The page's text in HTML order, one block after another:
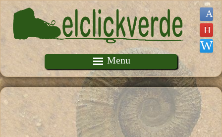
Pasar al contenido principal
Menu